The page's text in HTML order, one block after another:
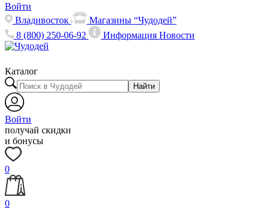
Войти
Владивосток
Магазины “Чудодей”
8 (800) 250-06-92
ИнформацияНовости
Каталог
Найти
Войти
получай скидки
и бонусы
0
0